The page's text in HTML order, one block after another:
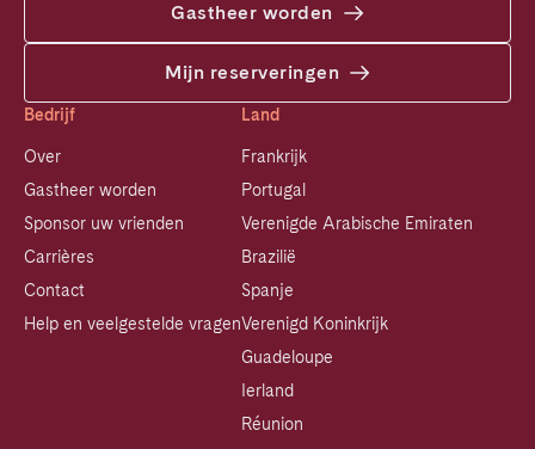
Gastheer worden
Mijn reserveringen
Bedrijf
Over
Gastheer worden
Sponsor uw vrienden
Carrières
Contact
Help en veelgestelde vragen
Land
Frankrijk
Portugal
Verenigde Arabische Emiraten
Brazilië
Spanje
Verenigd Koninkrijk
Guadeloupe
Ierland
Réunion